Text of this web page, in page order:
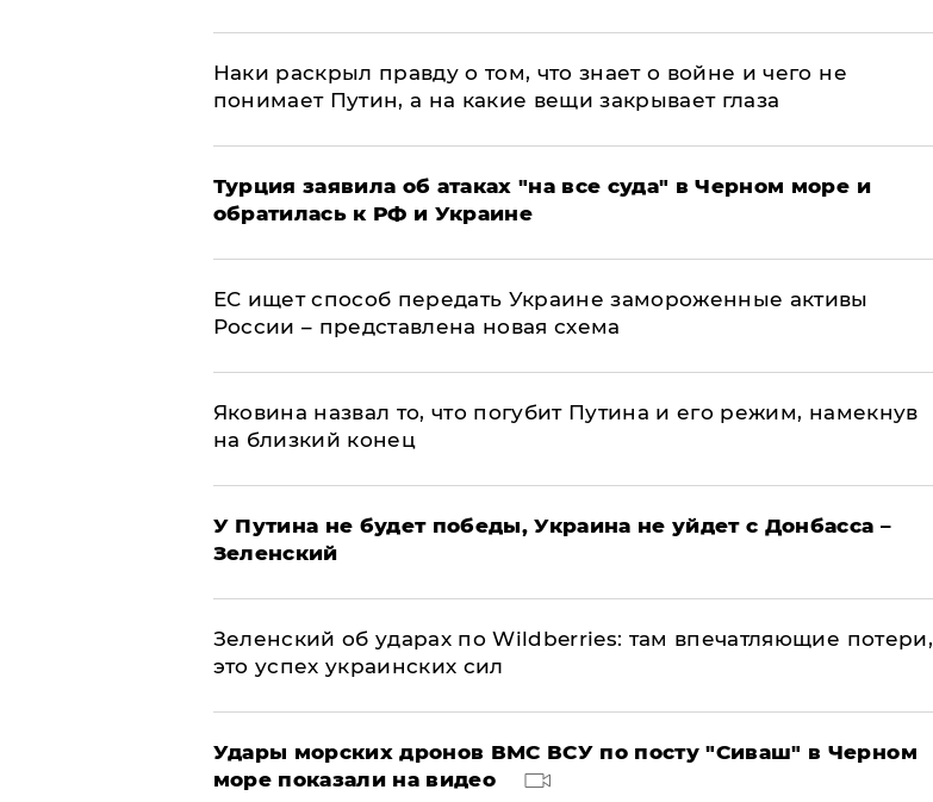
Наки раскрыл правду о том, что знает о войне и чего не
понимает Путин, а на какие вещи закрывает глаза
Турция заявила об атаках "на все суда" в Черном море и
обратилась к РФ и Украине
ЕС ищет способ передать Украине замороженные активы
России – представлена новая схема
Яковина назвал то, что погубит Путина и его режим, намекнув
на близкий конец
У Путина не будет победы, Украина не уйдет с Донбасса –
Зеленский
Зеленский об ударах по Wildberries: там впечатляющие потери,
это успех украинских сил
Удары морских дронов ВМС ВСУ по посту "Сиваш" в Черном
море показали на видео